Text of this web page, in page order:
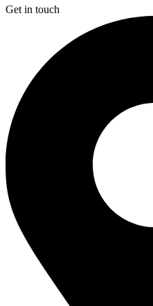
Get in touch